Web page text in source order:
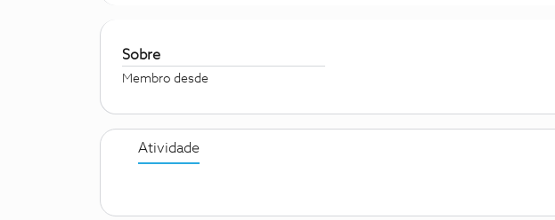
Sobre
Membro desde
Atividade